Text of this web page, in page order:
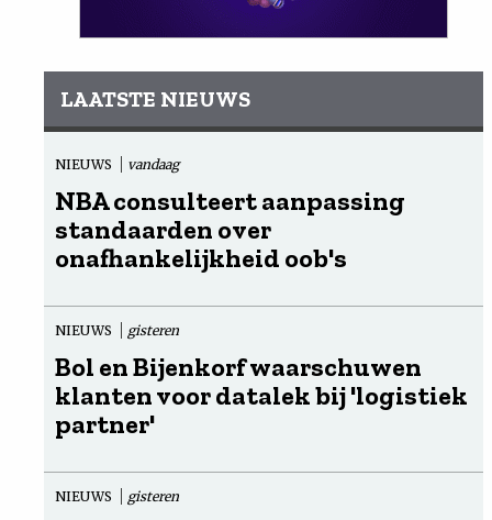
LAATSTE NIEUWS
NIEUWS vandaag
NBA consulteert aanpassing
standaarden over
onafhankelijkheid oob's
NIEUWS gisteren
Bol en Bijenkorf waarschuwen
klanten voor datalek bij 'logistiek
partner'
NIEUWS gisteren